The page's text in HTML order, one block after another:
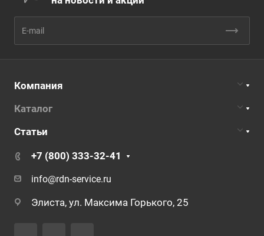
Компания
Каталог
Статьи
+7 (800) 333-32-41
info@rdn-service.ru
Элиста, ул. Максима Горького, 25